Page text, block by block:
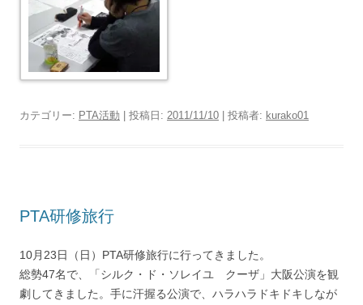
カテゴリー: PTA活動 | 投稿日: 2011/11/10 | 投稿者: kurako01
PTA研修旅行
10月23日（日）PTA研修旅行に行ってきました。
総勢47名で、「シルク・ド・ソレイユ クーザ」大阪公演を観
劇してきました。手に汗握る公演で、ハラハラドキドキしなが